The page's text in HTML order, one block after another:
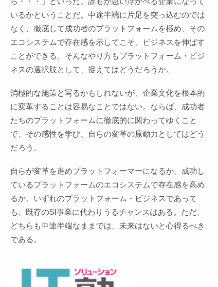
いるかということだ。中途半端に片足を突っ込むのでは
なく、徹底して成功者のプラットフォームを極め、その
エコシステムで存在感を示してこそ、ビジネスを伸ばす
ことができる。そんなやり方もプラットフォーム・ビジ
ネスの選択肢として、捉えてはどうだろうか。
消極的な施策と写るかもしれないが、企業文化を根本的
に変革することは容易なことではない。ならば、成功者
たちのプラットフォームに徹底的に関わってゆくこと
で、その感性を学び、自らの変革の原動力としてはどう
だろう。
自らが変革を進めプラットフォーマーになるか、成功し
ているプラットフォームのエコシステムで存在感を高め
るか。いずれのプラットフォーム・ビジネスであって
も、既存のSI事業に代わりうるチャンスはある。ただ、
どちらも中途半端なままでは、未来はないと心得るべき
である。